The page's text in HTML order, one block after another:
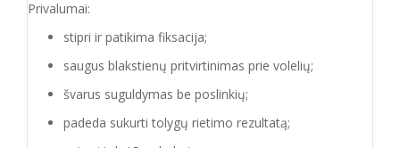
Privalumai:
stipri ir patikima fiksacija;
saugus blakstienų pritvirtinimas prie volelių;
švarus suguldymas be poslinkių;
padeda sukurti tolygų rietimo rezultatą;